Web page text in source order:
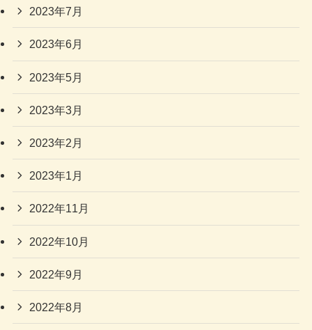
2023年7月
2023年6月
2023年5月
2023年3月
2023年2月
2023年1月
2022年11月
2022年10月
2022年9月
2022年8月